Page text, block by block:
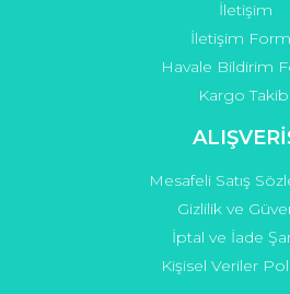
Gönder
İletişim
İletişim
Havale Bildirim
Kargo
Mesafeli Satış
Gizlilik ve
İptal ve İade
Kişisel Veriler